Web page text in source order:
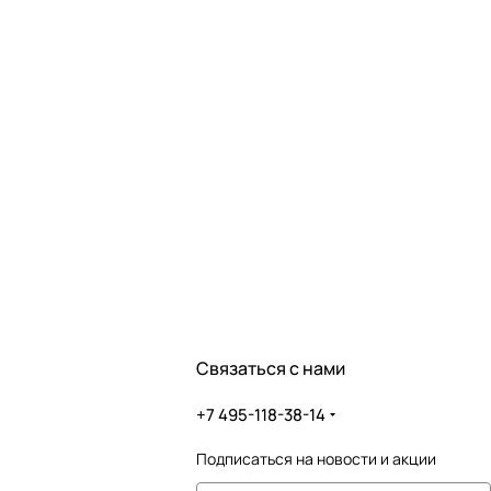
Связаться с нами
+7 495-118-38-14
Подписаться на новости и акции